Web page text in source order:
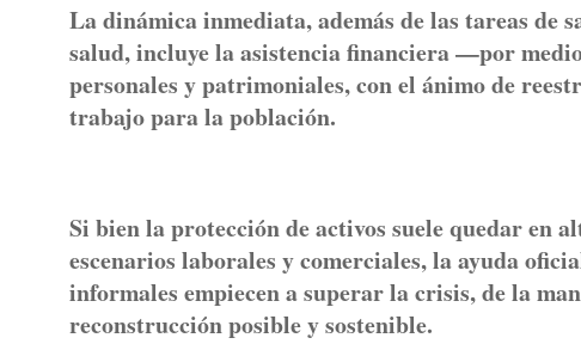
La dinámica inmediata, además de las tareas de
salud, incluye la asistencia financiera —por
personales y patrimoniales, con el ánimo de
trabajo para la población.
Si bien la protección de activos suele quedar en
escenarios laborales y comerciales, la ayuda
informales empiecen a superar la crisis, de la
reconstrucción posible y sostenible.